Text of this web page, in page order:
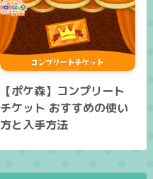
【ポケ森】コンプリート
チケット おすすめの使い
方と入手方法